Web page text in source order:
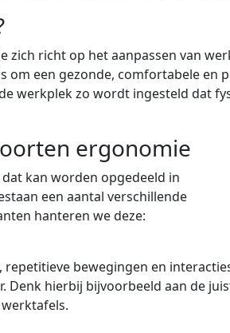
zich richt op het aanpassen van
om een gezonde, comfortabele
werkplek zo wordt ingesteld dat
ergonomie
kan worden opgedeeld in
een aantal verschillende
hanteren we deze:
repetitieve bewegingen en
Denk hierbij bijvoorbeeld aan de